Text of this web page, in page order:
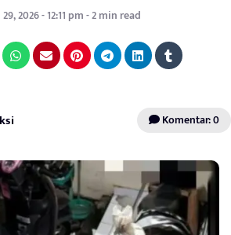
2026 - 12:11 pm - 2 min read
Komentar: 0